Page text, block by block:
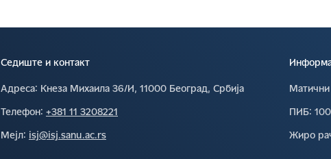
Седиште и контакт
Адреса∶ Кнеза Михаила 36/И, 11000 Београд, Србија
Телефон∶ +381 11 3208221
Мејл∶ isj@isj.sanu.ac.rs
Матични
ПИБ∶
Жиро